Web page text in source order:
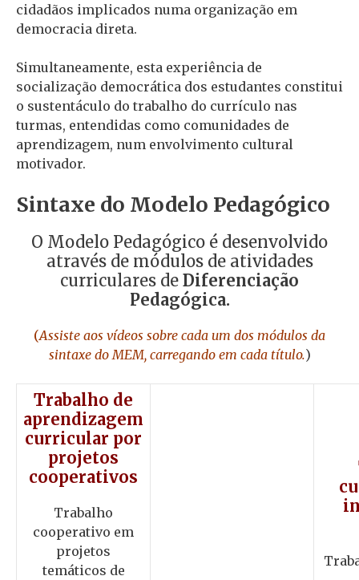
cidadãos implicados numa organização em
democracia direta.
Simultaneamente, esta experiência de
socialização democrática dos estudantes constitui
o sustentáculo do trabalho do currículo nas
turmas, entendidas como comunidades de
aprendizagem, num envolvimento cultural
motivador.
Sintaxe do Modelo Pedagógico
O Modelo Pedagógico é desenvolvido
através de módulos de atividades
curriculares de Diferenciação
Pedagógica.
(Assiste aos vídeos sobre cada um dos módulos da
sintaxe do MEM, carregando em cada título.)
Trabalho de
aprendizagem
curricular por
projetos
cooperativos
Trabalho
cooperativo em
projetos
temáticos de